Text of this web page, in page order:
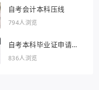
自考会计本科压线
794人浏览
自考本科毕业证申请条
件
836人浏览